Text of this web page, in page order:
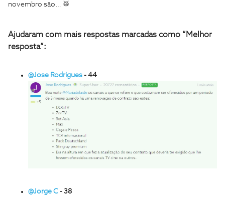
novembro são… 🥁
Ajudaram com mais respostas marcadas como “Melhor
resposta”:
@Jose Rodrigues - 44
@Jorge C - 38